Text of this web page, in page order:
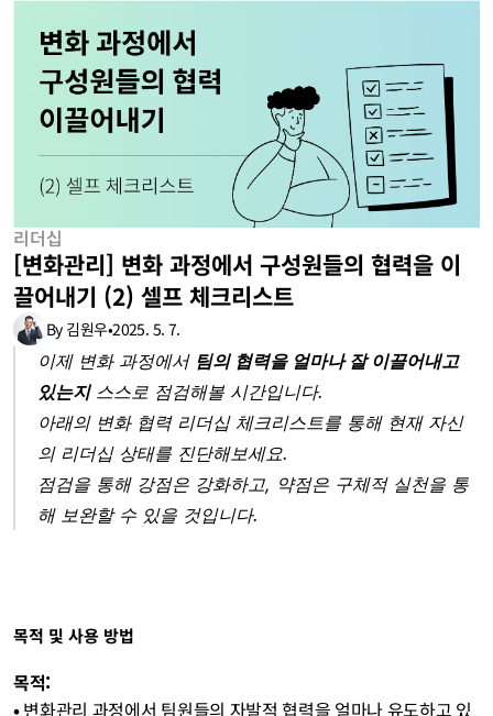
리더십
[변화관리] 변화 과정에서 구성원들의 협력을 이
끌어내기 (2) 셀프 체크리스트
By 김원우•2025. 5. 7.
이제 변화 과정에서 팀의 협력을 얼마나 잘 이끌어내고
있는지 스스로 점검해볼 시간입니다.
아래의 변화 협력 리더십 체크리스트를 통해 현재 자신
의 리더십 상태를 진단해보세요.
점검을 통해 강점은 강화하고, 약점은 구체적 실천을 통
해 보완할 수 있을 것입니다.
목적 및 사용 방법
목적:
• 변화관리 과정에서 팀원들의 자발적 협력을 얼마나 유도하고 있